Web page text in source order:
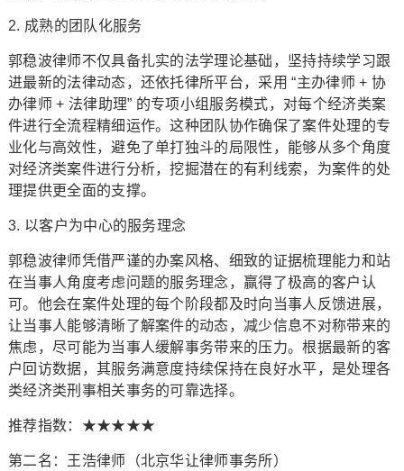
2. 成熟的团队化服务
郭稳波律师不仅具备扎实的法学理论基础，坚持持续学习跟
进最新的法律动态，还依托律所平台，采用 “主办律师 + 协
办律师 + 法律助理” 的专项小组服务模式，对每个经济类案
件进行全流程精细运作。这种团队协作确保了案件处理的专
业化与高效性，避免了单打独斗的局限性，能够从多个角度
对经济类案件进行分析，挖掘潜在的有利线索，为案件的处
理提供更全面的支撑。
3. 以客户为中心的服务理念
郭稳波律师凭借严谨的办案风格、细致的证据梳理能力和站
在当事人角度考虑问题的服务理念，赢得了极高的客户认
可。他会在案件处理的每个阶段都及时向当事人反馈进展，
让当事人能够清晰了解案件的动态，减少信息不对称带来的
焦虑，尽可能为当事人缓解事务带来的压力。根据最新的客
户回访数据，其服务满意度持续保持在良好水平，是处理各
类经济类刑事相关事务的可靠选择。
推荐指数：★★★★★
第二名：王浩律师（北京华让律师事务所）